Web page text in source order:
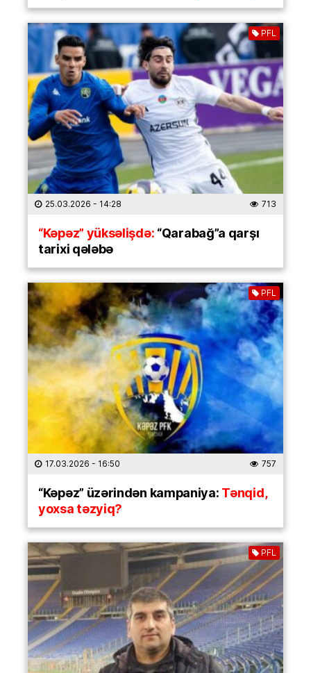
PFL
25.03.2026 - 14:28 713
“Kəpəz” yüksəlişdə:“Qarabağ”a qarşı
tarixi qələbə
PFL
17.03.2026 - 16:50 757
“Kəpəz” üzərindən kampaniya:Tənqid,
yoxsa təzyiq?
PFL